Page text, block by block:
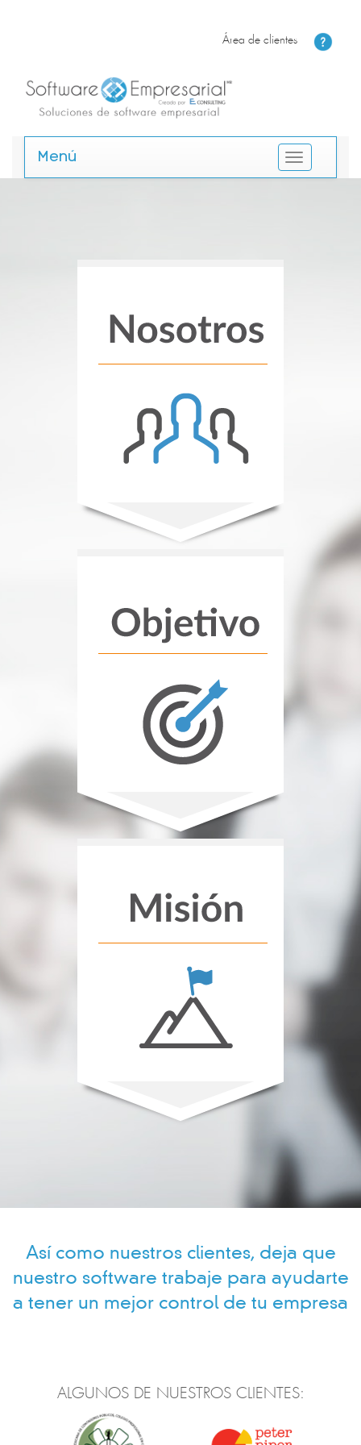
Área de clientes
Menú
Así como nuestros clientes, deja que
nuestro software trabaje para ayudarte
a tener un mejor control de tu empresa
ALGUNOS DE NUESTROS CLIENTES: